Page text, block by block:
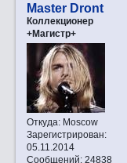
Master Dront
Коллекционер
+Магистр+
Откуда:Moscow
Зарегистрирован:
05.11.2014
Сообщений:24838